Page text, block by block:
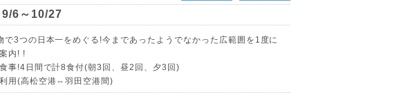
9/6～10/27
3つの日本一をめぐる!今まであったようでなかった広範囲を1度に
内! !
事!4日間で計8食付(朝3回、昼2回、夕3回)
用(高松空港⇔羽田空港間)